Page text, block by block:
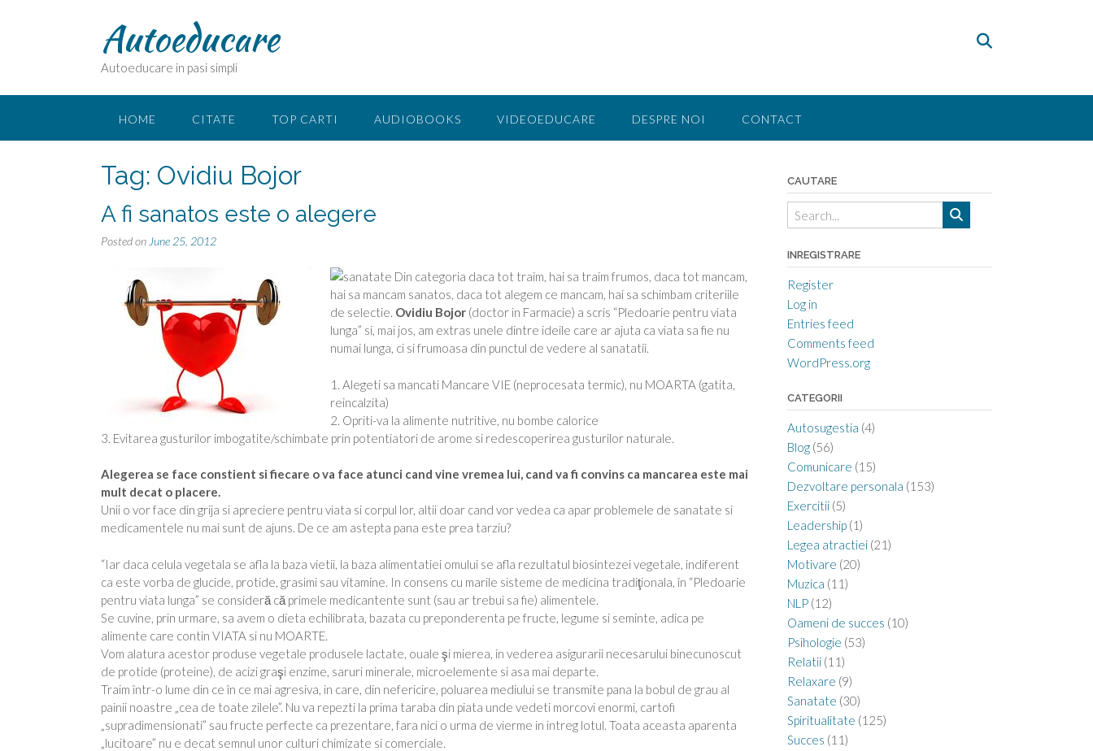
Autoeducare
Autoeducare in pasi simpli
HOME CITATE TOP CARTI AUDIOBOOKS VIDEOEDUCARE DESPRE NOI CONTACT
Tag: Ovidiu Bojor
A fi sanatos este o alegere
Posted on June 25, 2012
Din categoria daca tot traim, hai sa traim frumos, daca tot mancam,
hai sa mancam sanatos, daca tot alegem ce mancam, hai sa schimbam criteriile
de selectie. Ovidiu Bojor(doctor in Farmacie) a scris “Pledoarie pentru viata
lunga” si, mai jos, am extras unele dintre ideile care ar ajuta ca viata sa fie nu
numai lunga, ci si frumoasa din punctul de vedere al sanatatii.
1. Alegeti sa mancati Mancare VIE (neprocesata termic), nu MOARTA (gatita,
reincalzita)
2. Opriti-va la alimente nutritive, nu bombe calorice
3. Evitarea gusturilor imbogatite/schimbate prin potentiatori de arome si redescoperirea gusturilor naturale.
Alegerea se face constient si fiecare o va face atunci cand vine vremea lui, cand va fi convins ca mancarea este mai
mult decat o placere.
Unii o vor face din grija si apreciere pentru viata si corpul lor, altii doar cand vor vedea ca apar problemele de sanatate si
medicamentele nu mai sunt de ajuns. De ce am astepta pana este prea tarziu?
“Iar daca celula vegetala se afla la baza vietii, la baza alimentatiei omului se afla rezultatul biosintezei vegetale, indiferent
ca este vorba de glucide, protide, grasimi sau vitamine. In consens cu marile sisteme de medicina tradiţionala, în “Pledoarie
pentru viata lunga” se consideră că primele medicantente sunt (sau ar trebui sa fie) alimentele.
Se cuvine, prin urmare, sa avem o dieta echilibrata, bazata cu preponderenta pe fructe, legume si seminte, adica pe
alimente care contin VIATA si nu MOARTE.
Vom alatura acestor produse vegetale produsele lactate, ouale şi mierea, in vederea asigurarii necesarului binecunoscut
de protide (proteine), de acizi graşi enzime, saruri minerale, microelemente si asa mai departe.
Traim într-o lume din ce în ce mai agresiva, in care, din nefericire, poluarea mediului se transmite pana la bobul de grau al
painii noastre „cea de toate zilele”. Nu va repezti la prima taraba din piata unde vedeti morcovi enormi, cartofi
„supradimensionati” sau fructe perfecte ca prezentare, fara nici o urma de vierme in intreg lotul. Toata aceasta aparenta
„lucitoare” nu e decat semnul unor culturi chimizate si comerciale.
CAUTARE
INREGISTRARE
Register
Log in
Entries feed
Comments feed
WordPress.org
CATEGORII
Autosugestia (4)
Blog(56)
Comunicare (15)
Dezvoltare personala (153)
Exercitii(5)
Leadership(1)
Legea atractiei(21)
Motivare (20)
Muzica (11)
NLP(12)
Oameni de succes (10)
Psihologie (53)
Relatii(11)
Relaxare (9)
Sanatate (30)
Spiritualitate (125)
Succes (11)